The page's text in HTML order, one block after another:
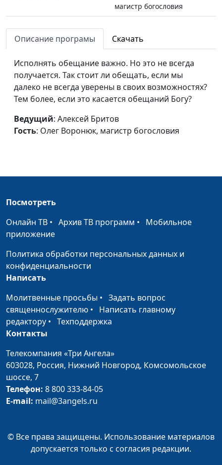
магистр богословия
Кто в семье главный?
(вторая часть)
Олег Воронюк,
магистр богословия
Кто в семье главный?
(первая часть)
Алексей Бритов,
Олег Воронюк,
магистр богословия
Христианский «блиц-
криг»
Олег Воронюк,
магистр богословия
Библейский взгляд на
магистр богословия
Олег Воронюк,
Проблемы семейного
бюджета (вторая часть)
Олег Воронюк,
магистр богословия
Проблемы семейного
бюджета (первая часть)
Почему верующие
пугают людей адом?
Почему сегодня мало
чудес?
Алексей Бритов,
Евгений
#467
Описание програмы Скачать
Исполнять обещание важно. Но это не всегда
получается. Так стоит ли обещать, если мы
далеко не всегда уверены в своих возможностях?
Тем более, если это касается обещаний Богу?
Ведущий: Алексей Бритов
Гость: Олег Воронюк, магистр богословия
Посмотреть
Онлайн ТВ • Архив ТВ программ • Мобильное
приложение
Политика обработки персональных данных и
конфиденциальности
Написать
Молитвенные просьбы • Задать вопрос
священнослужителю • Написать главному
редактору • Техподдержка
Контакты
Телекомпания «Три Ангела»
603028, Россия, Нижний Новгород, Комсомольское
шоссе, 7
Телефон: 8 800 333-84-05
E-mail: mail@3angels.ru
© Все права защищены. Использование материалов
допускается только с согласия редакции.